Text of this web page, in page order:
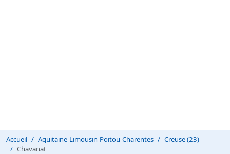
Accueil Aquitaine-Limousin-Poitou-Charentes
Creuse (23)
Chavanat